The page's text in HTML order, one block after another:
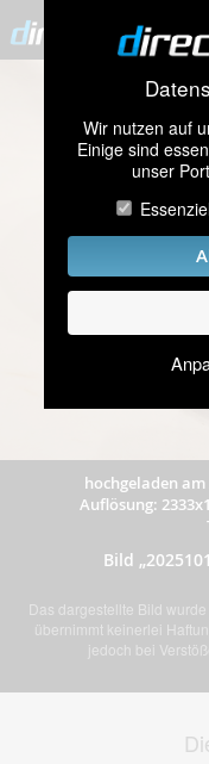
Wir nutzen auf
Einige sind
unser
hochgeladen am
Auflösung:
Bild
Das dargestellte Bild
übernimmt keinerlei
jedoch bei